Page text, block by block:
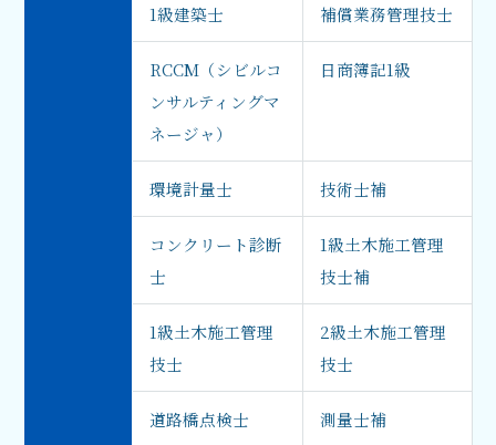
1級建築士 補償業務管理技士
RCCM（シビルコ
ンサルティングマ
ネージャ）
日商簿記1級
環境計量士 技術士補
コンクリート診断
士
1級土木施工管理
技士補
1級土木施工管理
技士
2級土木施工管理
技士
道路橋点検士 測量士補